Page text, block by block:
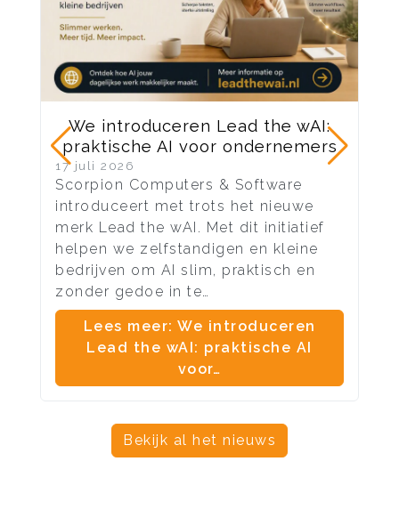
We introduceren Lead the wAI:
praktische AI voor ondernemers
17 juli 2026
Scorpion Computers & Software
introduceert met trots het nieuwe
merk Lead the wAI. Met dit initiatief
helpen we zelfstandigen en kleine
bedrijven om AI slim, praktisch en
zonder gedoe in te…
Lees meer: We introduceren
Lead the wAI: praktische AI
voor…
Bekijk al het nieuws